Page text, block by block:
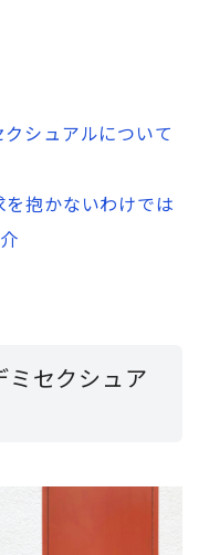
シュアルについて
を抱かないわけでは
ミセクシュア